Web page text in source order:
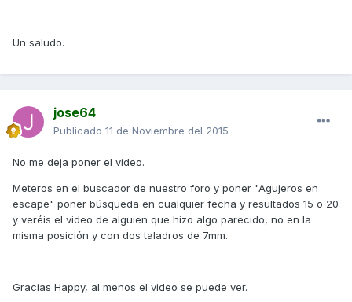
Un saludo.
jose64
Publicado 11 de Noviembre del 2015
No me deja poner el video.
Meteros en el buscador de nuestro foro y poner "Agujeros en
escape" poner búsqueda en cualquier fecha y resultados 15 o 20
y veréis el video de alguien que hizo algo parecido, no en la
misma posición y con dos taladros de 7mm.
Gracias Happy, al menos el video se puede ver.